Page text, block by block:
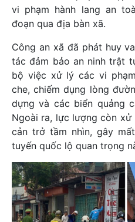
vi phạm hành lang an
đoạn qua địa bàn xã.
Công an xã đã phát huy
tác đảm bảo an ninh trật
bộ việc xử lý các vi
che, chiếm dụng lòng
dựng và các biển quảng
Ngoài ra, lực lượng còn
cản trở tầm nhìn, gây
tuyến quốc lộ quan trọng